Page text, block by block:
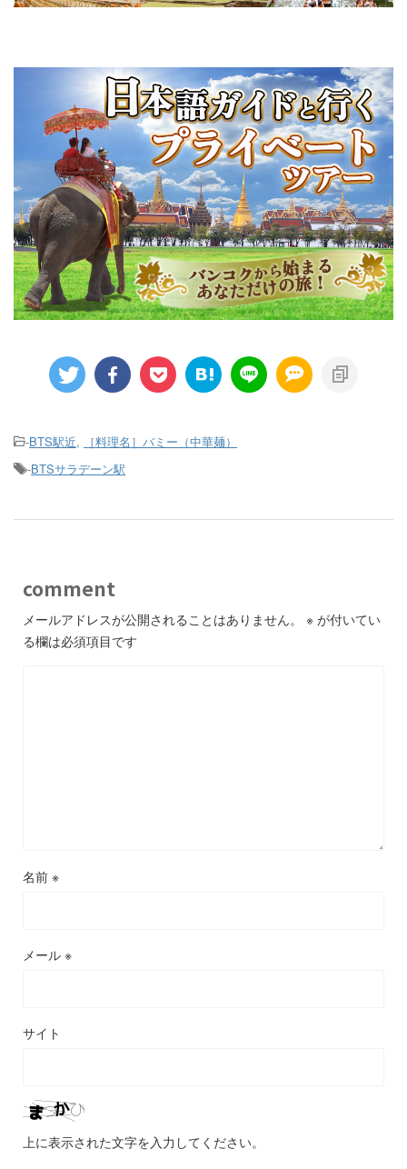
-BTS駅近,
［料理名］バミー（中華麺）
-BTSサラデーン駅
comment
メールアドレスが公開されることはありません。 ※ が付いてい
る欄は必須項目です
名前 ※
メール ※
サイト
上に表示された文字を入力してください。